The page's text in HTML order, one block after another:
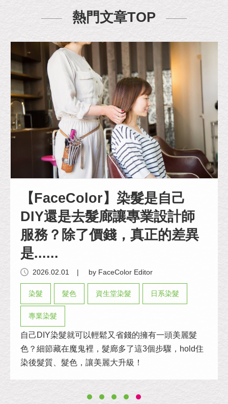
熱門文章TOP
【FaceColor】染髮是自己
DIY還是去髮廊讓專業設計師
服務？除了價錢，真正的差異
是......
2026.02.01 | by FaceColor Editor
染髮 髮色 資生堂染髮 日系染髮
專業染髮
自己DIY染髮就可以輕鬆又省錢的擁有一頭美麗髮
色？細節藏在魔鬼裡，髮廊多了這3個步驟，hold住
染後髮質、髮色，讓美麗大升級！